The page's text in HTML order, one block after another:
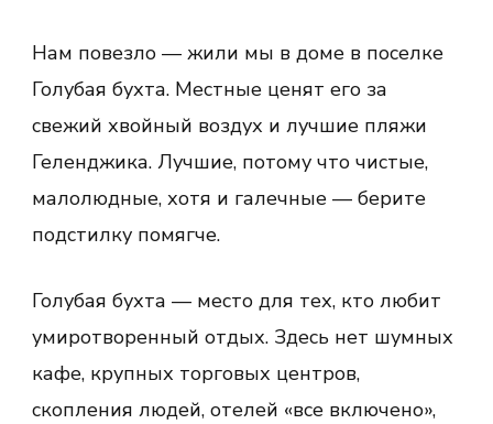
Нам повезло — жили мы в доме в поселке
Голубая бухта. Местные ценят его за
свежий хвойный воздух и лучшие пляжи
Геленджика. Лучшие, потому что чистые,
малолюдные, хотя и галечные — берите
подстилку помягче.
Голубая бухта — место для тех, кто любит
умиротворенный отдых. Здесь нет шумных
кафе, крупных торговых центров,
скопления людей, отелей «все включено»,